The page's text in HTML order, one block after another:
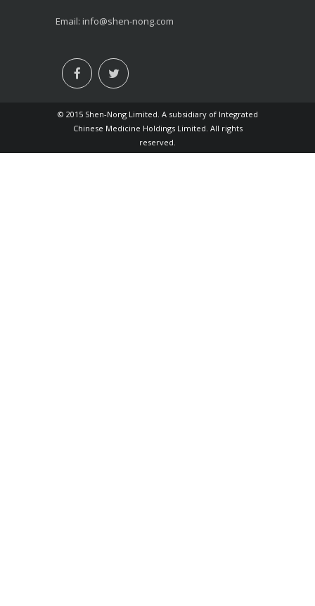
Email: info@shen-nong.com
© 2015 Shen-Nong Limited. A subsidiary of Integrated
Chinese Medicine Holdings Limited. All rights
reserved.